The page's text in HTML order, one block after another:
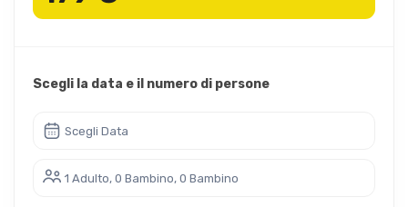
Scegli la data e il numero di persone
Scegli Data
1 Adulto, 0 Bambino, 0 Bambino